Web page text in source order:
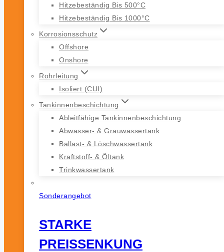
Hitzebeständig Bis 500°C
Hitzebeständig Bis 1000°C
Korrosionsschutz
Offshore
Onshore
Rohrleitung
Isoliert (CUI)
Tankinnenbeschichtung
Ableitfähige Tankinnenbeschichtung
Abwasser- & Grauwassertank
Ballast- & Löschwassertank
Kraftstoff- & Öltank
Trinkwassertank
Sonderangebot
STARKE
PREISSENKUNG